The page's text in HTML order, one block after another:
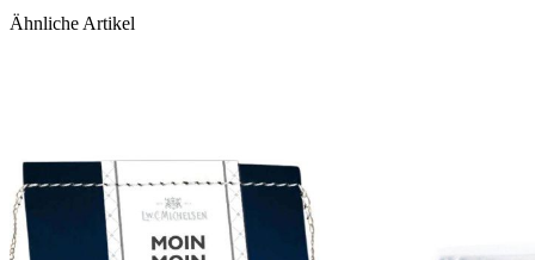
Ähnliche Artikel